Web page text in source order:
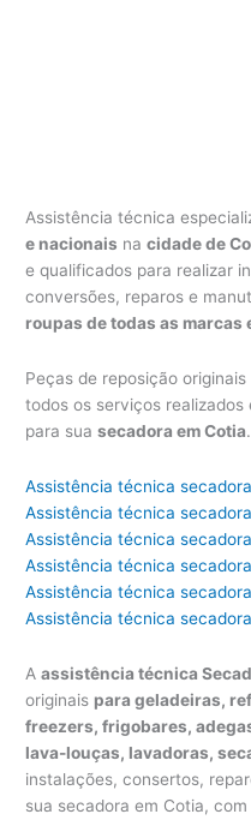
Assistência técnica
e nacionais nacidade de
e qualificados para realizar
conversões, reparos e
roupas de todas as marcas
Peças de reposição
todos os serviços
para suasecadora em Cotia.
Assistência técnica
Assistência técnica
Assistência técnica
Assistência técnica
Assistência técnica
Assistência técnica
Aassistência técnica
originais para geladeiras,
freezers, frigobares,
lava-louças, lavadoras,
instalações, consertos,
sua secadora em Cotia,